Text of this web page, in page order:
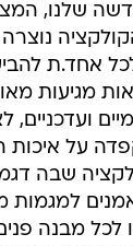
שלנו,
אחד.ת
מגיעות
ועדכניים,
על איכות
שבה
למגמות
מבנה פנים